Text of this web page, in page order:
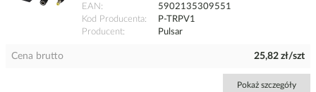
EAN
5902135309551
Kod Producenta
P-TRPV1
Producent
Pulsar
Cena brutto 25,82 zł/szt
Pokaż szczegóły